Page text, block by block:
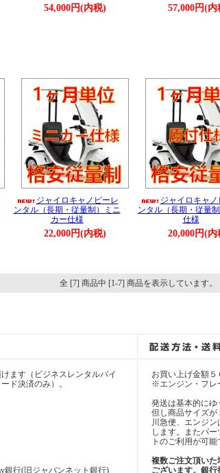
54,000円(内税) 57,000円(内
ジャイロキャノピーレ
ンタル（長期・従量制）ミニ
カー仕様
22,000円(内税)
ジャイロキャノ
ンタル（長期・従量
仕様
20,000円(内
全 [7] 商品中 [1-7] 商品を表示しています。
ます（ビジネスレンタルバイ
ド決済のみ）。
銀行(旧ジャパンネット銀行)
お買い上げ金額５
※エンジン・フレ
発送は基本的にゆ
但し商品サイズ
川急便、エンジ
します。またパ
トのご利用が可能
複数ご注文頂い
ございます。銀